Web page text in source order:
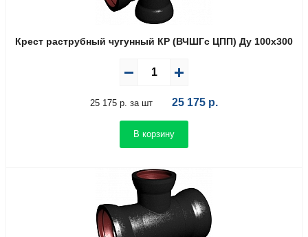
Крест раструбный чугунный КР (ВЧШГс ЦПП) Ду 100х300
25 175 р. за шт 25 175 р.
В корзину